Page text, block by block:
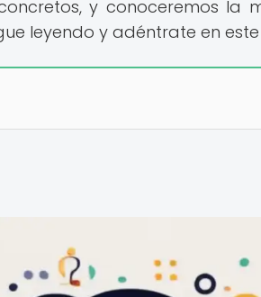
y conoceremos la
leyendo y adéntrate en